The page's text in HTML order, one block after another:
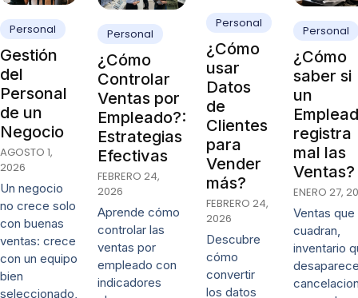
Personal
Gestión
del
Personal
de un
Negocio
AGOSTO 1,
2026
Un negocio
no crece solo
con buenas
ventas: crece
con un equipo
bien
seleccionado,
Personal
¿Cómo
Controlar
Ventas por
Empleado?:
Estrategias
Efectivas
FEBRERO 24,
2026
Aprende cómo
controlar las
ventas por
empleado con
indicadores
Personal
¿Cómo
usar
Datos
de
Clientes
para
Vender
más?
FEBRERO 24,
2026
Descubre
cómo
convertir
los datos
Personal
¿Cómo
saber si
un
registra
mal las
Ventas?
ENERO 27,
Ventas que
cuadran,
inventario